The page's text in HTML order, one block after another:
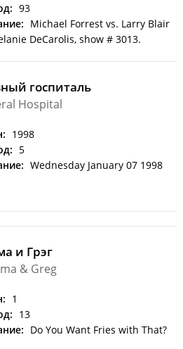
93
Michael Forrest vs. Larry Blair
DeCarolis, show # 3013.
госпиталь
Hospital
1998
5
Wednesday January 07 1998
и Грэг
& Greg
1
13
Do You Want Fries with That?